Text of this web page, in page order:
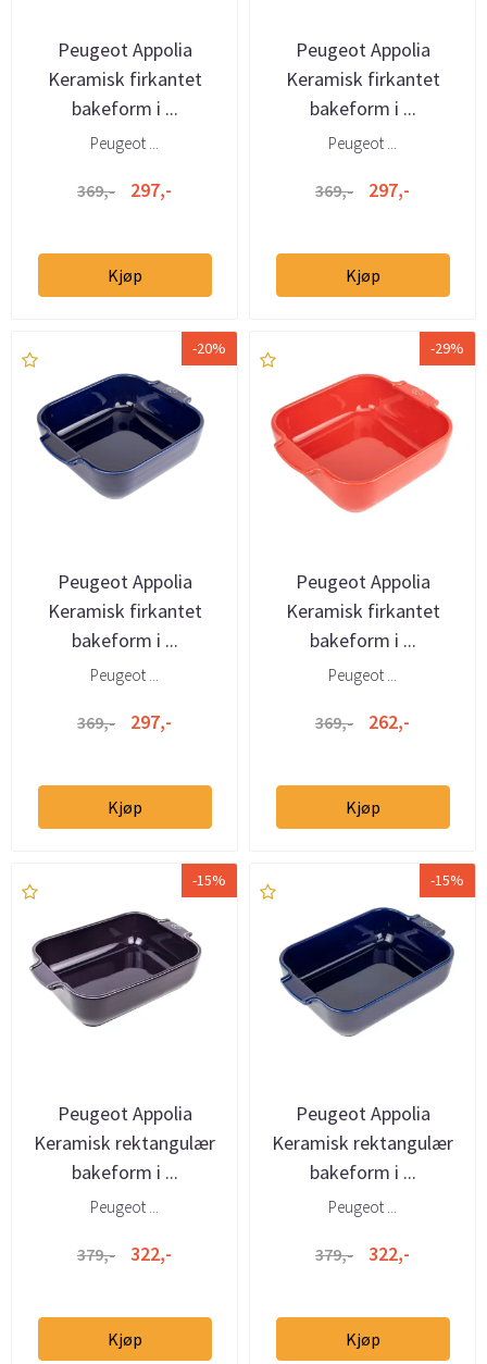
Peugeot Appolia
Keramisk firkantet
bakeform i ...
Peugeot ...
369,- 297,-
Kjøp
Peugeot Appolia
Keramisk firkantet
bakeform i ...
Peugeot ...
369,- 297,-
Kjøp
-20%
Peugeot Appolia
Keramisk firkantet
bakeform i ...
Peugeot ...
369,- 297,-
Kjøp
-29%
Peugeot Appolia
Keramisk firkantet
bakeform i ...
Peugeot ...
369,- 262,-
Kjøp
-15%
Peugeot Appolia
Keramisk rektangulær
bakeform i ...
Peugeot ...
379,- 322,-
Kjøp
-15%
Peugeot Appolia
Keramisk rektangulær
bakeform i ...
Peugeot ...
379,- 322,-
Kjøp